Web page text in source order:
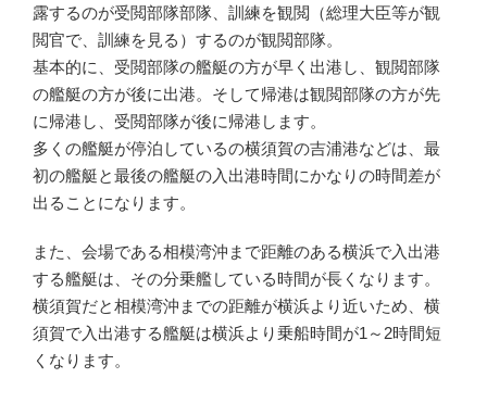
露するのが受閲部隊部隊、訓練を観閲（総理大臣等が観
閲官で、訓練を見る）するのが観閲部隊。
基本的に、受閲部隊の艦艇の方が早く出港し、観閲部隊
の艦艇の方が後に出港。そして帰港は観閲部隊の方が先
に帰港し、受閲部隊が後に帰港します。
多くの艦艇が停泊しているの横須賀の吉浦港などは、最
初の艦艇と最後の艦艇の入出港時間にかなりの時間差が
出ることになります。
また、会場である相模湾沖まで距離のある横浜で入出港
する艦艇は、その分乗艦している時間が長くなります。
横須賀だと相模湾沖までの距離が横浜より近いため、横
須賀で入出港する艦艇は横浜より乗船時間が1～2時間短
くなります。